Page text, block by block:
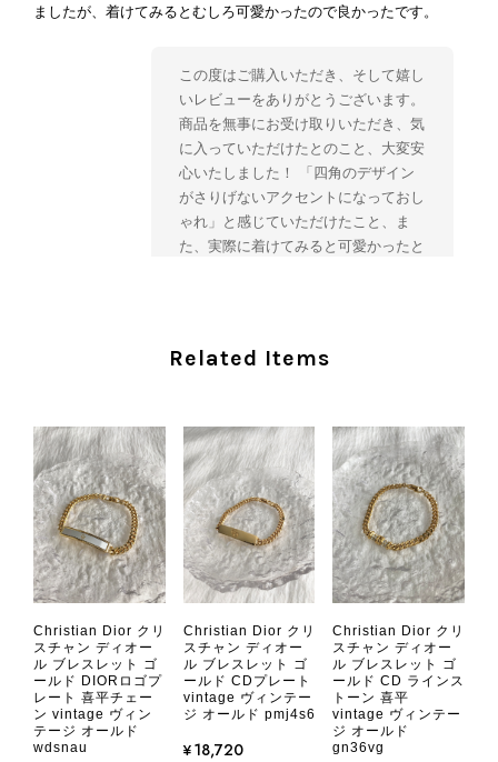
ましたが、着けてみるとむしろ可愛かったので良かったです。
この度はご購入いただき、そして嬉し
いレビューをありがとうございます。
商品を無事にお受け取りいただき、気
に入っていただけたとのこと、大変安
心いたしました！ 「四角のデザイン
がさりげないアクセントになっておし
ゃれ」と感じていただけたこと、ま
た、実際に着けてみると可愛かったと
ご愛用いただけましたら幸いです。
談ください。 またご縁がございまし
たら、ぜひよろしくお願いいたしま
す。 VintageShop solo
2026/08/05
とても気に入りました、目立たないシャネルのロゴがとてもいい
です
Related Items
Christian Dior クリ
スチャン ディオー
ル ブレスレット ゴ
ールド DIORロゴプ
レート 喜平チェー
ン vintage ヴィン
テージ オールド
wdsnau
Christian Dior クリ
スチャン ディオー
ル ブレスレット ゴ
ールド CDプレート
vintage ヴィンテー
ジ オールド pmj4s6
¥18,720
Christian Dior クリ
スチャン ディオー
ル ブレスレット ゴ
ールド CD ラインス
トーン 喜平
vintage ヴィンテー
ジ オールド
gn36vg